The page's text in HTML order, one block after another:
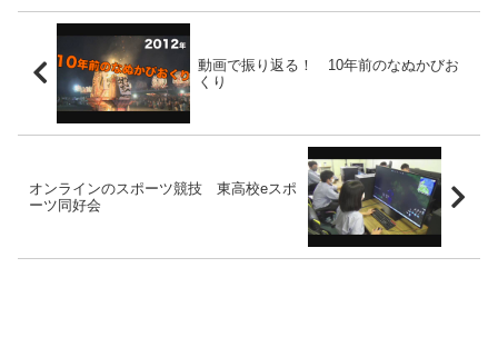
動画で振り返る！ 10年前のなぬかびお
くり
オンラインのスポーツ競技 東高校eスポ
ーツ同好会